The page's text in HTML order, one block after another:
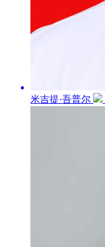
米吉提·吾普尔